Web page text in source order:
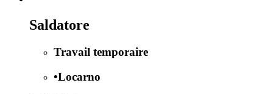
Saldatore
Travail temporaire
•Locarno